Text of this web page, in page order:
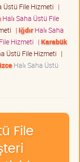
Üstü File Hizmeti |
Halı Saha Üstü File
| IğdırHalı Saha
Hizmeti | Karabük
Üstü File Hizmeti |
Halı Saha Üstü
File